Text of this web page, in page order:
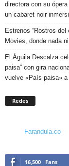
directora con su ópera
un cabaret noir
Estrenos “Rostros
Movies, donde nada
El Águila Descalza
paisa” con gira
vuelve «País paisa» a
Redes
Farandula.co
16,500 Fans